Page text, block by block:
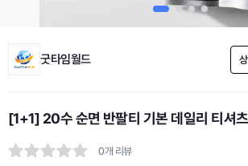
굿타임월드
[1+1] 20수 순면 반팔티 기본 데일리 티셔츠
0개 리뷰